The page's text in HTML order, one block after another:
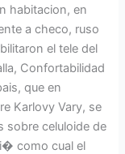
habitacion, en
a checo, ruso
el tele del
Confortabilidad
que en
Karlovy Vary, se
sobre celuloide de
como cual el